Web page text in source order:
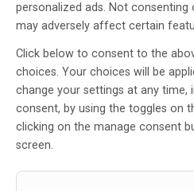
personalized ads. Not consenting
may adversely affect certain
Click below to consent to the
choices. Your choices will be
change your settings at any time,
consent, by using the toggles on
clicking on the manage consent
screen.
Neurologkliniken
AvANDERS LÖVGREN Foto: RALF